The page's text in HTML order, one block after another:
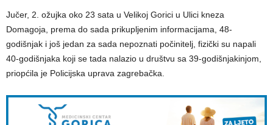
Jučer, 2. ožujka oko 23 sata u Velikoj Gorici u Ulici kneza
Domagoja, prema do sada prikupljenim informacijama, 48-
godišnjak i još jedan za sada nepoznati počinitelj, fizički su napali
40-godišnjaka koji se tada nalazio u društvu sa 39-godišnjakinjom,
priopćila je Policijska uprava zagrebačka.